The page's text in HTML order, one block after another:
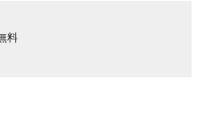
料